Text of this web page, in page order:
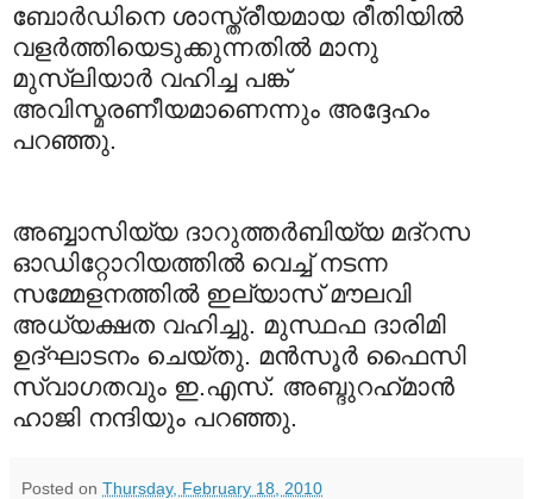
ബോര്‍ഡിനെ ശാസ്ത്രീയമായ രീതിയില്‍
വളര്‍ത്തിയെടുക്കുന്നതില്‍ മാനു
മുസ്‍ലിയാര്‍ വഹിച്ച പങ്ക്
അവിസ്മരണീയമാണെന്നും അദ്ദേഹം
പറഞ്ഞു.
അബ്ബാസിയ്യ ദാറുത്തര്‍ബിയ്യ മദ്റസ
ഓഡിറ്റോറിയത്തില്‍ വെച്ച് നടന്ന
സമ്മേളനത്തില്‍ ഇല്യാസ് മൗലവി
അധ്യക്ഷത വഹിച്ചു. മുസ്ഥഫ ദാരിമി
ഉദ്ഘാടനം ചെയ്തു. മന്‍സൂര്‍ ഫൈസി
സ്വാഗതവും ഇ.എസ്. അബ്ദുറഹ്‍മാന്‍
ഹാജി നന്ദിയും പറഞ്ഞു.
Posted on Thursday, February 18, 2010